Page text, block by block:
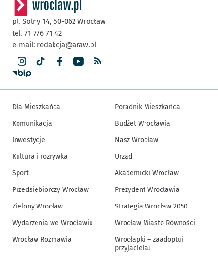
pl. Solny 14, 50-062 Wrocław
tel. 71 776 71 42
e-mail: redakcja@araw.pl
Dla Mieszkańca
Komunikacja
Inwestycje
Kultura i rozrywka
Sport
Przedsiębiorczy Wrocław
Zielony Wrocław
Wydarzenia we Wrocławiu
Wrocław Rozmawia
Poradnik Mieszkańca
Budżet Wrocławia
Nasz Wrocław
Urząd
Akademicki Wrocław
Prezydent Wrocławia
Strategia Wrocław 2050
Wrocław Miasto Równości
Wrocłapki – zaadoptuj
przyjaciela!